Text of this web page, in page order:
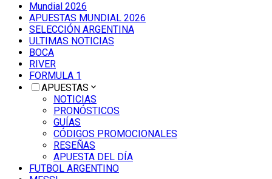
Mundial 2026
APUESTAS MUNDIAL 2026
SELECCIÓN ARGENTINA
ULTIMAS NOTICIAS
BOCA
RIVER
FORMULA 1
APUESTAS
NOTICIAS
PRONÓSTICOS
GUÍAS
CÓDIGOS PROMOCIONALES
RESEÑAS
APUESTA DEL DÍA
FUTBOL ARGENTINO